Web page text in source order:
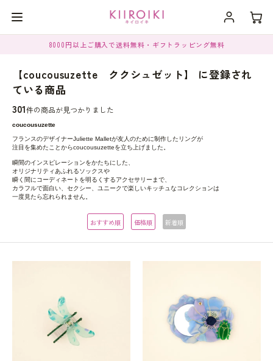
8000円以上ご購入で送料無料・ギフトラッピング無料
【coucousuzette ククシュゼット】 に登録され
ている商品
301件の商品が見つかりました
coucousuzette
フランスのデザイナーJuliette Malletが友人のために制作したリングが
注目を集めたことからcoucousuzetteを立ち上げました。
瞬間のインスピレーションをかたちにした、
オリジナリティあふれるソックスや
瞬く間にコーディネートを明るくするアクセサリーまで、
カラフルで面白い、セクシー、ユニークで楽しいキッチュなコレクションは
一度見たら忘れられません。
おすすめ順 価格順 新着順